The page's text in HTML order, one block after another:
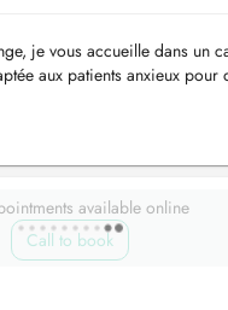
je vous accueille dans un
aux patients anxieux pour
available online
Call to book